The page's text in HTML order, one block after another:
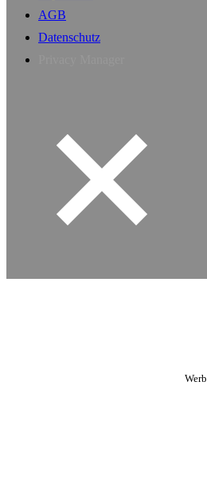
AGB
Datenschutz